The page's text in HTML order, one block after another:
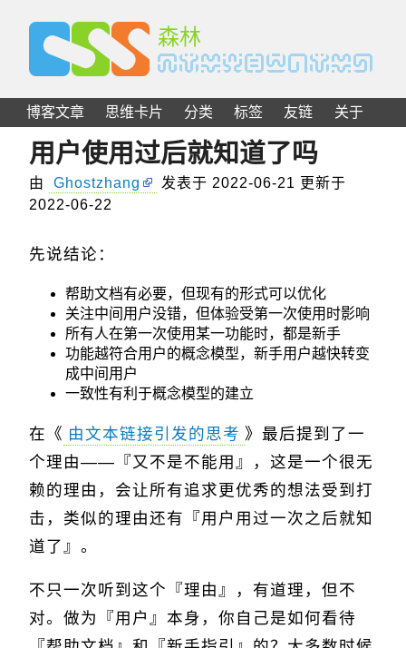
C S S 森林
博客文章 思维卡片 分类 标签 友链 关于
用户使用过后就知道了吗
由 Ghostzhang 发表于 2022-06-21 更新于
2022-06-22
先说结论：
帮助文档有必要，但现有的形式可以优化
关注中间用户没错，但体验受第一次使用时影响
所有人在第一次使用某一功能时，都是新手
功能越符合用户的概念模型，新手用户越快转变
成中间用户
一致性有利于概念模型的建立
在《 由文本链接引发的思考 》最后提到了一
个理由——『又不是不能用』，这是一个很无
赖的理由，会让所有追求更优秀的想法受到打
击，类似的理由还有『用户用过一次之后就知
道了』。
不只一次听到这个『理由』，有道理，但不
对。做为『用户』本身，你自己是如何看待